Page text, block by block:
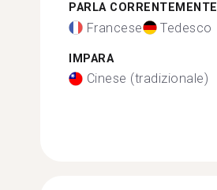
PARLA CORRENTEMENTE
Francese Tedesco
IMPARA
Cinese (tradizionale)